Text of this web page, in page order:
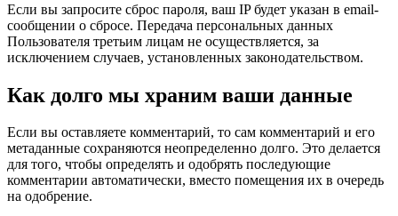
Если вы запросите сброс пароля, ваш IP будет указан в email-
сообщении о сбросе. Передача персональных данных
Пользователя третьим лицам не осуществляется, за
исключением случаев, установленных законодательством.
Как долго мы храним ваши данные
Если вы оставляете комментарий, то сам комментарий и его
метаданные сохраняются неопределенно долго. Это делается
для того, чтобы определять и одобрять последующие
комментарии автоматически, вместо помещения их в очередь
на одобрение.